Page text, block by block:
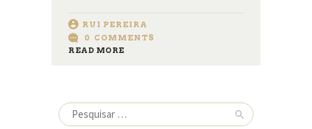
RUI PEREIRA
0 COMMENTS
READ MORE
Pesquisar
por: